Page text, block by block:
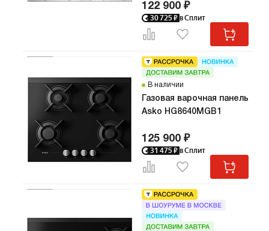
122 900 ₽
30 725 ₽ в Сплит
В наличии
Газовая варочная панель
Asko HG8640MGB1
125 900 ₽
31 475 ₽ в Сплит